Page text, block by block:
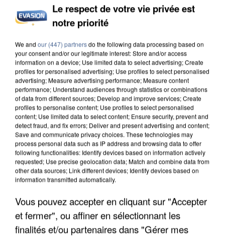
UN SECOND CADRE DE LA DZ MAFIA
Le respect de votre vie privée est
notre priorité
We and our (447) partnersdo the following data processing based on
your consent and/or our legitimate interest: Store and/or access
information on a device; Use limited data to select advertising; Create
profiles for personalised advertising; Use profiles to select personalised
advertising; Measure advertising performance; Measure content
performance; Understand audiences through statistics or combinations
of data from different sources; Develop and improve services; Create
profiles to personalise content; Use profiles to select personalised
content; Use limited data to select content; Ensure security, prevent and
detect fraud, and fix errors; Deliver and present advertising and content;
Save and communicate privacy choices. These technologies may
process personal data such as IP address and browsing data to offer
following functionalities: Identify devices based on information actively
requested; Use precise geolocation data; Match and combine data from
other data sources; Link different devices; Identify devices based on
information transmitted automatically.
Vous pouvez accepter en cliquant sur "Accepter
et fermer", ou affiner en sélectionnant les
finalités et/ou partenaires dans "Gérer mes